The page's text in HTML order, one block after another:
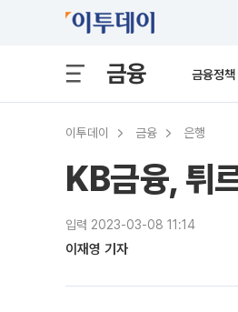
금융 금융정책
이투데이 금융 은행
KB금융, 튀
입력 2023-03-08 11:14
이재영 기자